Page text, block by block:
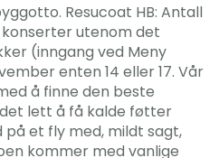
Resucoat HB: Antall
konserter utenom det
(inngang ved Meny
enten 14 eller 17. Vår
å finne den beste
lett å få kalde føtter
et fly med, mildt sagt,
kommer med vanlige